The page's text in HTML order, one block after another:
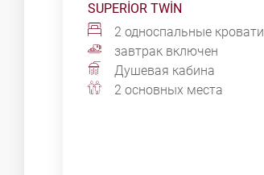
SUPERIOR TWIN
2 односпальные кровати
завтрак включен
Душевая кабина
2 основных места